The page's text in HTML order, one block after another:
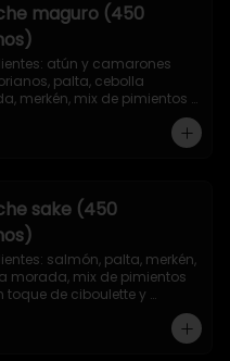
maguro (450
atún y camarones
palta, cebolla
merkén, mix de pimientos
sake (450
salmón, palta, merkén,
morada, mix de pimientos
toque de ciboulette y